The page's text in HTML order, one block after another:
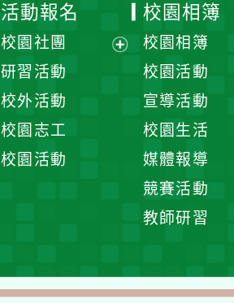
活動報名
校園社團
研習活動
校外活動
校園志工
校園活動
校園相簿
校園相簿
校園活動
宣導活動
校園生活
媒體報導
競賽活動
教師研習